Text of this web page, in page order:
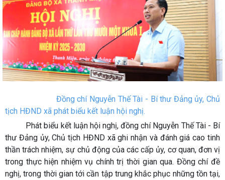
Đồng chí Nguyễn Thế Tài - Bí thư Đảng ủy, Chủ
tịch HĐND xã phát biểu kết luận hội nghị.
Phát biểu kết luận hội nghị, đồng chí Nguyễn Thế Tài - Bí
thư Đảng ủy, Chủ tịch HĐND xã ghi nhận và đánh giá cao tinh
thần trách nhiệm, sự chủ động của các cấp ủy, cơ quan, đơn vị
trong thực hiện nhiệm vụ chính trị thời gian qua. Đồng chí đề
nghị, trong thời gian tới cần tập trung khắc phục những tồn tại,